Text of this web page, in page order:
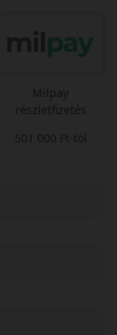
Milpay
részletfizetés
501 000 Ft-tól